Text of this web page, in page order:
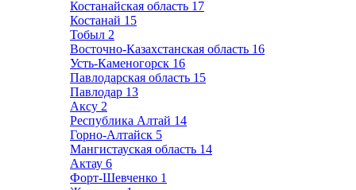
Костанайская область 17
Костанай 15
Тобыл 2
Восточно-Казахстанская область 16
Усть-Каменогорск 16
Павлодарская область 15
Павлодар 13
Аксу 2
Республика Алтай 14
Горно-Алтайск 5
Мангистауская область 14
Актау 6
Форт-Шевченко 1